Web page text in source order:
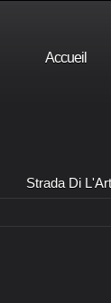
Accueil
Strada Di